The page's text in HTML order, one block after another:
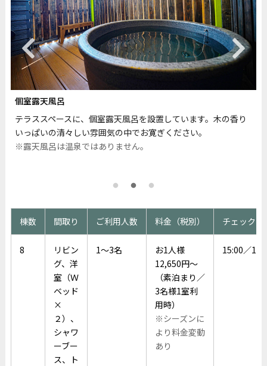
個室露天風呂
テラススペースに、個室露天風呂を設置しています。木の香り
いっぱいの清々しい雰囲気の中でお寛ぎください。
※露天風呂は温泉ではありません。
棟数 間取り ご利用人数 料金（税別） チェック
8
リビン
グ、洋
室（Ｗ
ベッド
×
２）、
シャワ
ーブー
ス、ト
1～3名
お1人様
12,650円～
（素泊まり／
3名様1室利
用時）
※シーズンに
より料金変動
あり
15:00／